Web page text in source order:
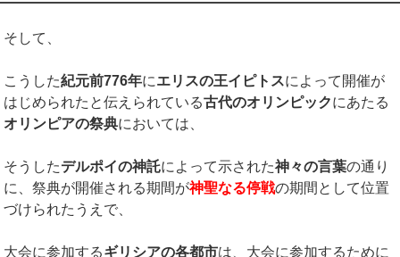
そして、
こうした紀元前776年にエリスの王イピトスによって開催が
はじめられたと伝えられている古代のオリンピックにあたる
オリンピアの祭典においては、
そうしたデルポイの神託によって示された神々の言葉の通り
に、祭典が開催される期間が神聖なる停戦の期間として位置
づけられたうえで、
大会に参加するギリシアの各都市は、大会に参加するために